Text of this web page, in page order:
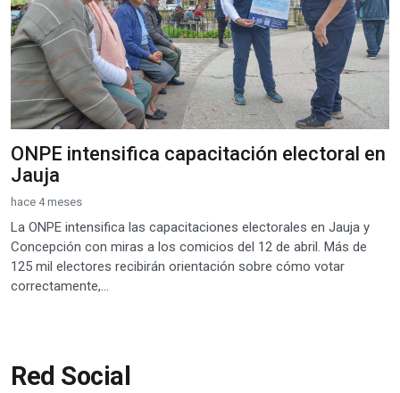
ONPE intensifica capacitación electoral en
Jauja
hace 4 meses
La ONPE intensifica las capacitaciones electorales en Jauja y
Concepción con miras a los comicios del 12 de abril. Más de
125 mil electores recibirán orientación sobre cómo votar
correctamente,...
Red Social